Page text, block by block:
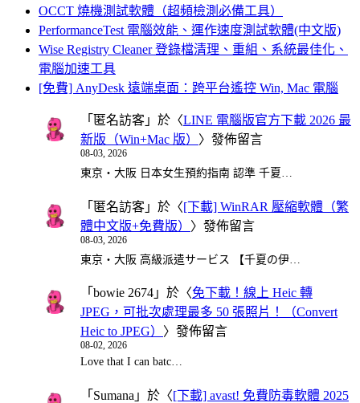
OCCT 燒機測試軟體（超頻檢測必備工具）
PerformanceTest 電腦效能、運作速度測試軟體(中文版)
Wise Registry Cleaner 登錄檔清理、重組、系統最佳化、
電腦加速工具
[免費] AnyDesk 遠端桌面：跨平台遙控 Win, Mac 電腦
「 匿名訪客 」於〈LINE 電腦版官方下載 2026 最
新版（Win+Mac 版） 〉發佈留言
08-03, 2026
東京・大阪 日本女生預約指南 認準 千夏…
「 匿名訪客 」於〈[下載] WinRAR 壓縮軟體（繁
體中文版+免費版） 〉發佈留言
08-03, 2026
東京・大阪 高級派遣サービス 【千夏の伊…
「 bowie 2674 」於〈免下載！線上 Heic 轉
JPEG，可批次處理最多 50 張照片！（Convert
Heic to JPEG） 〉發佈留言
08-02, 2026
Love that I can batc…
「 Sumana 」於〈[下載] avast! 免費防毒軟體 2025